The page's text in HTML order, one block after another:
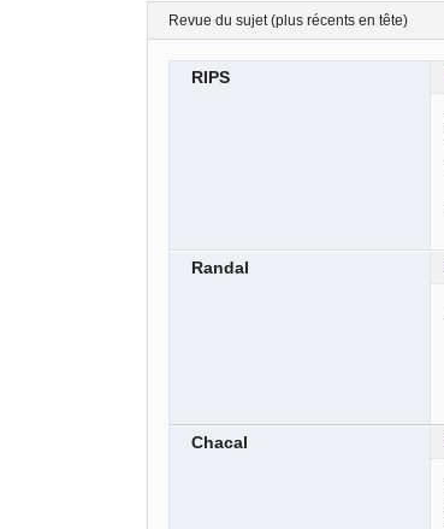
Revue du sujet (plus récents en tête)
RIPS
Randal
Chacal